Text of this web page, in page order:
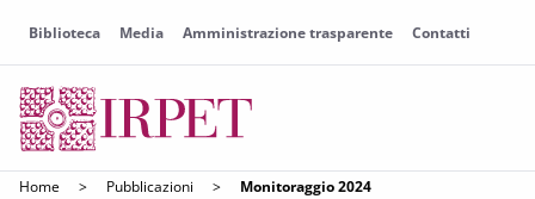
Biblioteca Media Amministrazione trasparente Contatti
Home > Pubblicazioni > Monitoraggio 2024